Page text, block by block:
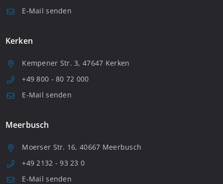
E-Mail senden
Kerken
Kempener Str. 3, 47647 Kerken
+49 800 - 80 72 000
E-Mail senden
Meerbusch
Moerser Str. 16, 40667 Meerbusch
+49 2132 - 93 23 0
E-Mail senden